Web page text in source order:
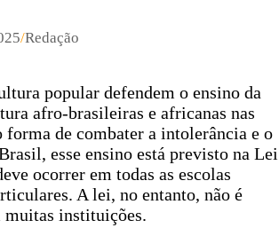
/Redação
popular defendem o ensino da
afro-brasileiras e africanas nas
forma de combater a intolerância e o
esse ensino está previsto na Lei
ocorrer em todas as escolas
A lei, no entanto, não é
muitas instituições.